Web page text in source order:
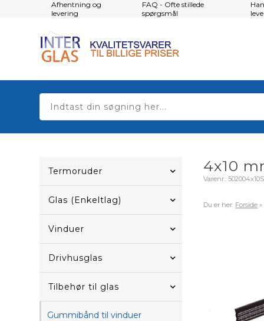
Afhentning og
levering
FAQ - Ofte stillede
spørgsmål
Termoruder
Glas (Enkeltlag)
Vinduer
Drivhusglas
Tilbehør til glas
Gummibånd til vinduer
4x10
Varenr.:502004x10S
Du er her: Forside »